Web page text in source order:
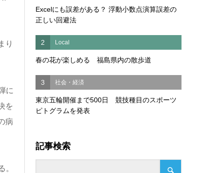
り
に
を
病
。
Excelにも誤差がある？ 浮動小数点演算誤差の
正しい回避法
2 Local
春の花が楽しめる 福島県内の散歩道
3 社会・経済
東京五輪開催まで500日 競技種目のスポーツ
ピトグラムを発表
記事検索